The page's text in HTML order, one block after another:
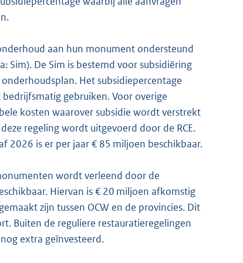
aan hun monument ondersteund
Sim). De Sim is bestemd voor subsidiëring
Het subsidiepercentage
gebruiken. Voor overige
kosten waarover subsidie wordt verstrekt
regeling wordt uitgevoerd door de RCE.
2026 is er per jaar € 85 miljoen beschikbaar.
wordt verleend door de
Hiervan is € 20 miljoen afkomstig
zijn tussen OCW en de provincies. Dit
Buiten de reguliere restauratieregelingen
extra geïnvesteerd.